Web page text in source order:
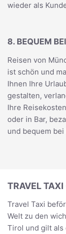
wieder als
8. BEQUEM
Reisen von
ist schön und
Ihnen Ihre
gestalten,
Ihre
oder in Bar,
und bequem bei
TRAVEL
Travel Taxi
Welt zu den
Tirol und gilt als